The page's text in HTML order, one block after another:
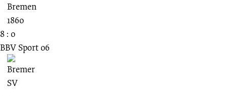
8 : 0
BBV Sport 06